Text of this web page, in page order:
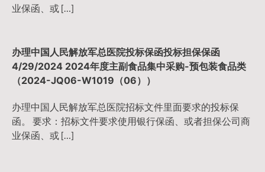
业保函、或 […]
办理中国人民解放军总医院投标保函投标担保保函
4/29/2024 2024年度主副食品集中采购-预包装食品类
（2024-JQ06-W1019（06））
办理中国人民解放军总医院招标文件里面要求的投标保
函。 要求：招标文件要求使用银行保函、或者担保公司商
业保函、或 […]